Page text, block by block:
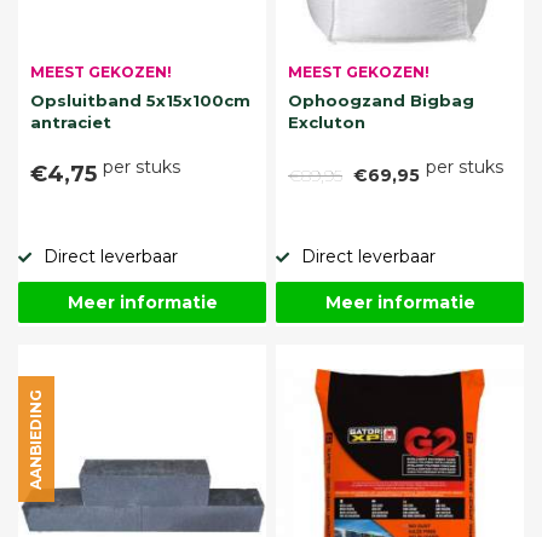
MEEST GEKOZEN!
Opsluitband 5x15x100cm
antraciet
€4,75 per stuks
Direct leverbaar
Meer informatie
MEEST GEKOZEN!
Ophoogzand Bigbag
Excluton
€89,95 €69,95 per stuks
Direct leverbaar
Meer informatie
AANBIEDING